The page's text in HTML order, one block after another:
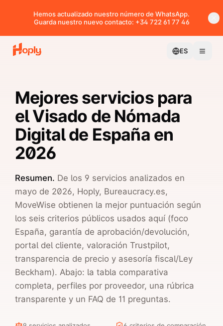
Hemos actualizado nuestro número de WhatsApp.
Guarda nuestro nuevo contacto: +34 722 61 77 46
ES
Mejores servicios para
el Visado de Nómada
Digital de España en
2026
Resumen. De los 9 servicios analizados en
mayo de 2026, Hoply, Bureaucracy.es,
MoveWise obtienen la mejor puntuación según
los seis criterios públicos usados aquí (foco
España, garantía de aprobación/devolución,
portal del cliente, valoración Trustpilot,
transparencia de precio y asesoría fiscal/Ley
Beckham). Abajo: la tabla comparativa
completa, perfiles por proveedor, una rúbrica
transparente y un FAQ de 11 preguntas.